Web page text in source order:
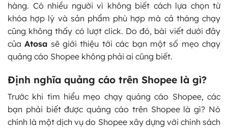
hàng. Có nhiều người vì không biết cách lựa chọn từ
khóa hợp lý và sản phẩm phù hợp mà cả tháng chạy
cũng không thấy có lượt click. Do đó, bài viết dưới đây
củaAtosa sẽ giới thiệu tới các bạn một số mẹo chạy
quảng cáo Shopee không phải ai cũng biết.
Định nghĩa quảng cáo trên Shopee là gì?
Trước khi tìm hiểu mẹo chạy quảng cáo Shopee, các
bạn phải biết được quảng cáo trên Shopee là gì? Nó
chính là một dịch vụ do Shopee xây dựng với chính sách